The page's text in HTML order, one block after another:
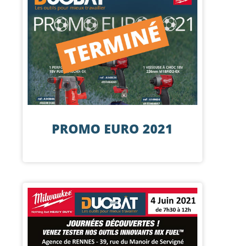
PROMO EURO 2021